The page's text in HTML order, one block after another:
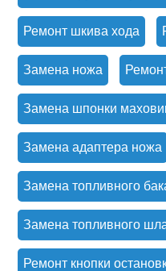
Ремонт шкива хода
Замена ножа
Замена шпонки
Замена адаптера ножа
Замена топливного
Замена топливного
Ремонт кнопки